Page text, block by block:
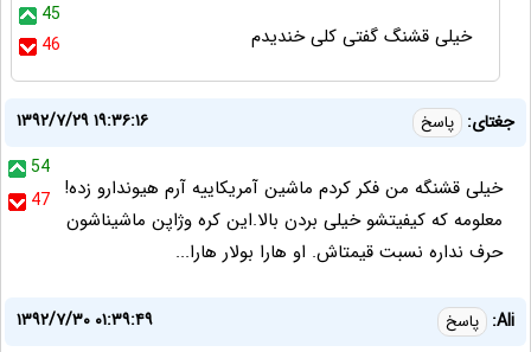
45
46
خیلی قشنگ گفتی کلی خندیدم
جغتای: پاسخ
۱۳۹۲/۷/۲۹ ۱۹:۳۶:۱۶
54
47 خیلی قشنگه من فکر کردم ماشین آمریکاییه آرم هیوندارو زده!
معلومه که کیفیتشو خیلی بردن بالا.این کره وژاپن ماشیناشون
حرف نداره نسبت قیمتاش. او هارا بولار هارا...
Ali: پاسخ
۱۳۹۲/۷/۳۰ ۰۱:۳۹:۴۹